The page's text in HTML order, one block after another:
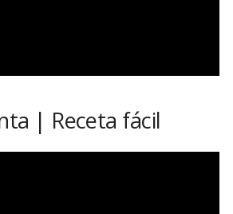
| Receta fácil